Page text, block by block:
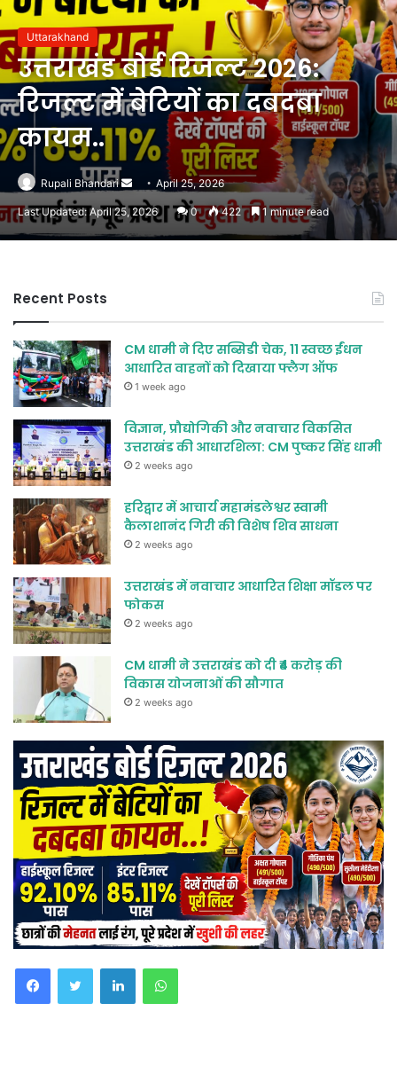
Uttarakhand
उत्तराखंड बोर्ड रिजल्ट 2026:
रिजल्ट में बेटियों का दबदबा
कायम..
Rupali Bhandari
Send
an
email
April 25, 2026
Last Updated: April 25, 2026 0 422 1 minute read
FacebookTwitter LinkedInWhatsApp
Recent Posts
CM धामी ने दिए सब्सिडी चेक, 11 स्वच्छ ईंधन
आधारित वाहनों को दिखाया फ्लैग ऑफ
1 week ago
विज्ञान, प्रौद्योगिकी और नवाचार विकसित
उत्तराखंड की आधारशिला: CM पुष्कर सिंह धामी
2 weeks ago
हरिद्वार में आचार्य महामंडलेश्वर स्वामी
कैलाशानंद गिरी की विशेष शिव साधना
2 weeks ago
उत्तराखंड में नवाचार आधारित शिक्षा मॉडल पर
फोकस
2 weeks ago
CM धामी ने उत्तराखंड को दी ₹4 करोड़ की
विकास योजनाओं की सौगात
2 weeks ago